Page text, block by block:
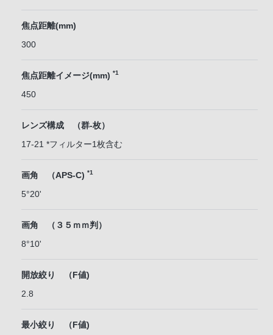
焦点距離(mm)
300
焦点距離イメージ(mm) *1
450
レンズ構成 （群-枚）
17-21 *フィルター1枚含む
画角 （APS-C) *1
5°20'
画角 （３５ｍｍ判）
8°10'
開放絞り （F値)
2.8
最小絞り （F値)